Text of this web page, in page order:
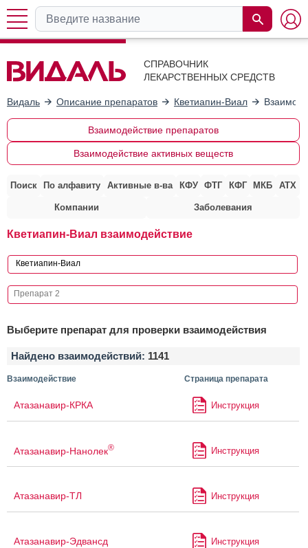
СПРАВОЧНИК
ЛЕКАРСТВЕННЫХ СРЕДСТВ
Видаль Описание препаратов Кветиапин-Виал
Взаимодействие препаратов
Взаимодействие активных веществ
Поиск По алфавиту Активные в-ва КФУ ФТГ КФГ МКБ АТХ
Компании Заболевания
Кветиапин-Виал взаимодействие
Выберите препарат для проверки взаимодействия
Найдено взаимодействий: 1141
Взаимодействие Страница препарата
Атазанавир-КРКА Инструкция
Атазанавир-Нанолек® Инструкция
Атазанавир-ТЛ Инструкция
Атазанавир-Эдвансд Инструкция